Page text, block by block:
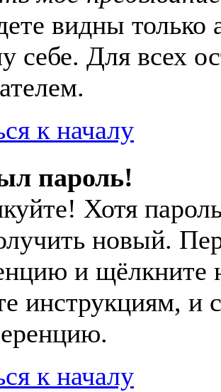
видны только
себе. Для всех
к началу
пароль!
Хотя
новый.
и щёлкните
инструкциям, и
к началу